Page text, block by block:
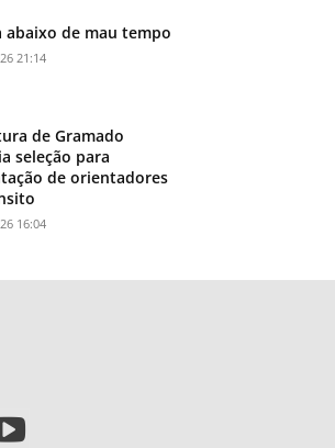
abaixo de mau tempo
21:14
de Gramado
seleção para
de orientadores
16:04